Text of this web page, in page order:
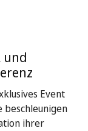
und
Event
beschleunigen
ihrer